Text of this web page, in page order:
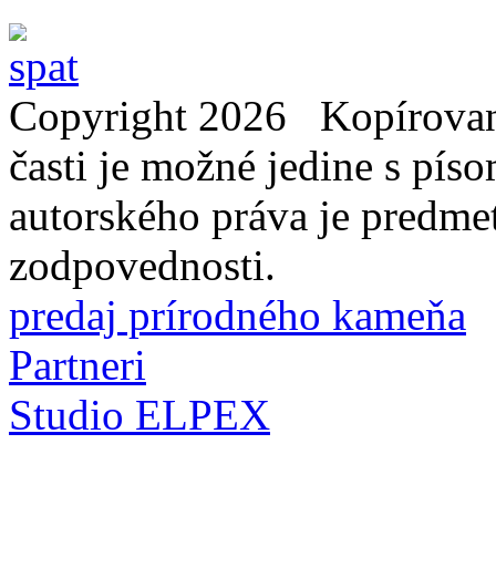
Copyright 2026
časti je možné jedine s
autorského práva je
zodpovednosti.
predaj prírodného kameňa
Partneri
Studio ELPEX